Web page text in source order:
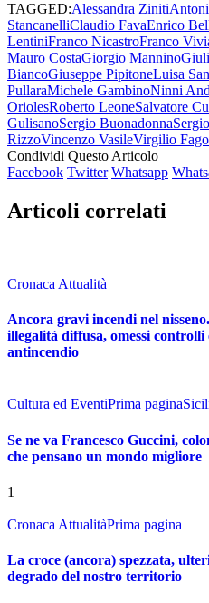
TAGGED:Alessandra Ziniti
StancanelliClaudio FavaEnrico
LentiniFranco NicastroFranco
Mauro CostaGiorgio Mannino
BiancoGiuseppe PipitoneLuisa
PullaraMichele GambinoNinni
OriolesRoberto LeoneSalvatore
GulisanoSergio Buonadonna
RizzoVincenzo VasileVirgilio
Condividi Questo Articolo
Facebook Twitter Whatsapp
Articoli correlati
Cronaca Attualità
Ancora gravi incendi nel
illegalità diffusa, omessi controlli
antincendio
Cultura ed EventiPrima pagina
Se ne va Francesco Guccini,
che pensano un mondo migliore
1
Cronaca AttualitàPrima pagina
La croce (ancora) spezzata,
degrado del nostro territorio